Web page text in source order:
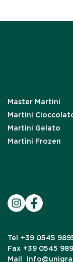
Master Martini
Martini
Martini Gelato
Martini Frozen
Tel
+39 0545
Fax +39 0545
Mail